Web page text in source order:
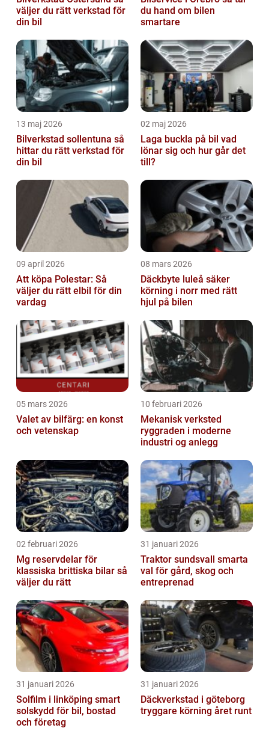
väljer du rätt verkstad för
din bil
du hand om bilen
smartare
13 maj 2026
Bilverkstad sollentuna så
hittar du rätt verkstad för
din bil
02 maj 2026
Laga buckla på bil vad
lönar sig och hur går det
till?
09 april 2026
Att köpa Polestar: Så
väljer du rätt elbil för din
vardag
08 mars 2026
Däckbyte luleå säker
körning i norr med rätt
hjul på bilen
05 mars 2026
Valet av bilfärg: en konst
och vetenskap
10 februari 2026
Mekanisk verksted
ryggraden i moderne
industri og anlegg
02 februari 2026
Mg reservdelar för
klassiska brittiska bilar så
väljer du rätt
31 januari 2026
Traktor sundsvall smarta
val för gård, skog och
entreprenad
31 januari 2026
Solfilm i linköping smart
solskydd för bil, bostad
och företag
31 januari 2026
Däckverkstad i göteborg
tryggare körning året runt